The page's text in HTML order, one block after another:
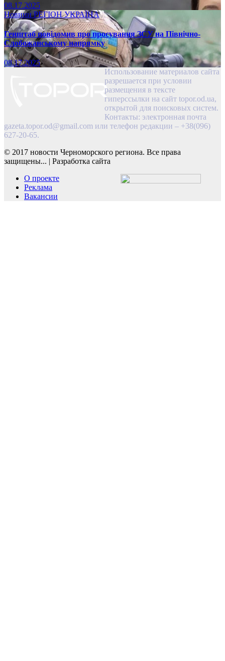
08.17.2025
НовиниРЕГІОНУКРАЇНА
Генштаб повідомив про просування ЗСУ на Північно-
Слобожанському напрямку
08.17.2025
Использование материалов сайта
разрешается при условии
размещения в тексте
гиперссылки на сайт topor.od.ua,
открытой для поисковых систем.
Контакты: электронная почта
gazeta.topor.od@gmail.com или телефон редакции – +38(096)
627-20-65.
© 2017 новости Черноморского региона. Все права
защищены... | Разработка сайта
О проекте
Реклама
Вакансии